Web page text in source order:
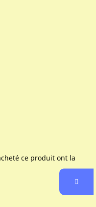
ce produit ont la